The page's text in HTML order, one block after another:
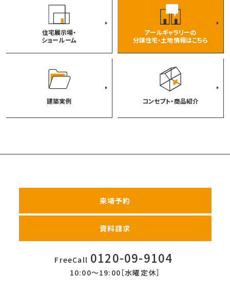
住宅展示場・
ショールーム
アールギャラリーの
分譲住宅・土地情報はこちら
建築実例 コンセプト・商品紹介
来場予約
資料請求
FreeCall 0120-09-9104
10:00〜19:00［水曜定休］